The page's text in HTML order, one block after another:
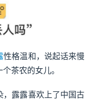
性格温和，说起话来慢
茶农的女儿。
，露露喜欢上了中国古